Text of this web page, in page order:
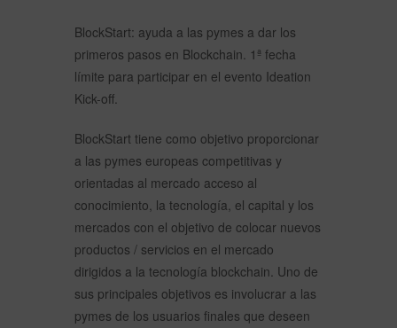
BlockStart: ayuda a las pymes a dar los
primeros pasos en Blockchain. 1ª fecha
límite para participar en el evento Ideation
Kick-off.
BlockStart tiene como objetivo proporcionar
a las pymes europeas competitivas y
orientadas al mercado acceso al
conocimiento, la tecnología, el capital y los
mercados con el objetivo de colocar nuevos
productos / servicios en el mercado
dirigidos a la tecnología blockchain. Uno de
sus principales objetivos es involucrar a las
pymes de los usuarios finales que deseen